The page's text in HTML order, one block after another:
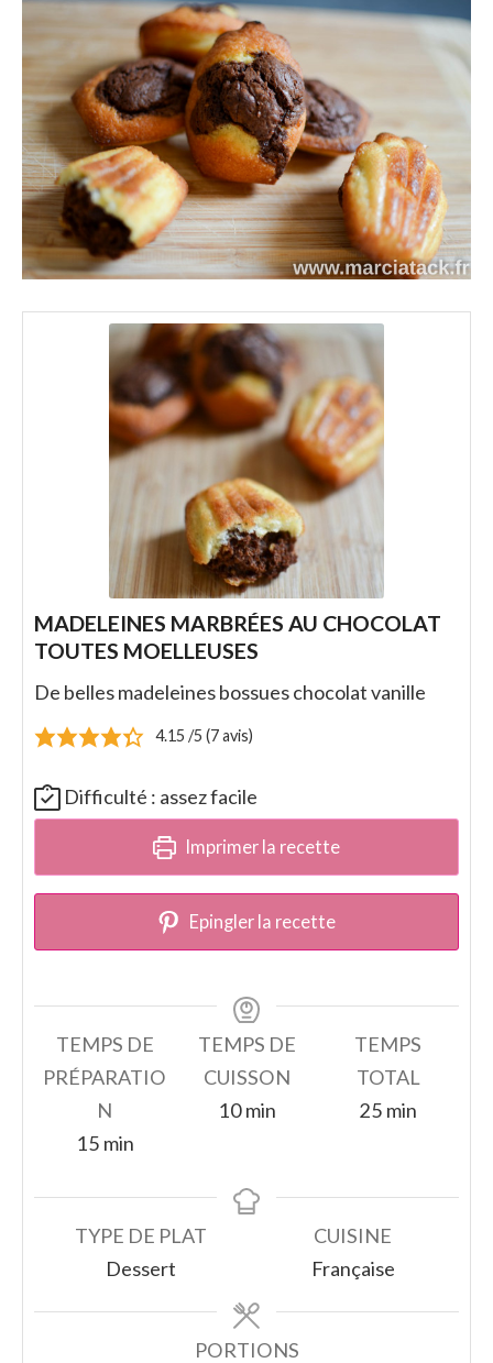
MADELEINES MARBRÉES AU CHOCOLAT
TOUTES MOELLEUSES
De belles madeleines bossues chocolat vanille
4.15 /5 (7avis)
Difficulté : assez facile
Imprimer la recette
Epingler la recette
TEMPS DE
PRÉPARATIO
N
15minutes
min
TEMPS DE
CUISSON
10minutes
min
TEMPS
TOTAL
25 minutes
min
TYPE DE PLAT
Dessert
CUISINE
Française
PORTIONS